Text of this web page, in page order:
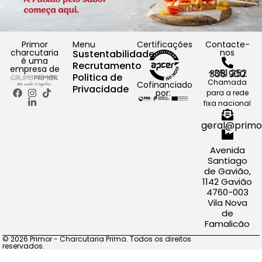
Primor
charcutaria
é uma
empresa de
Menu
Sustentabilidade
Recrutamento
Politica de
Privacidade
Certificações
Cofinanciado
por:
Contacte-
nos
+351 252 308 900
Chamada
para a rede
fixa nacional
Avenida
Santiago
de Gavião,
1142 Gavião
4760-003
Vila Nova
de
Famalicão
© 2026 Primor - Charcutaria Prima. Todos os direitos
reservados.